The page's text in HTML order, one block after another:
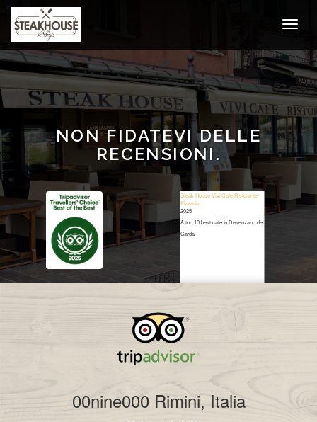
NON FIDATEVI DELLE
RECENSIONI.
Steak House Vivi Cafe Ristorante -
Pizzeria
2025
A top 10 best cafe in Desenzano del
Garda
Restaurant Guru
00nine000 Rimini, Italia